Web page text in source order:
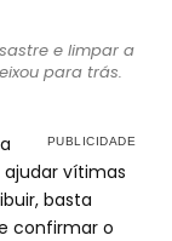
e limpar a
para trás.
vítimas
basta
confirmar o